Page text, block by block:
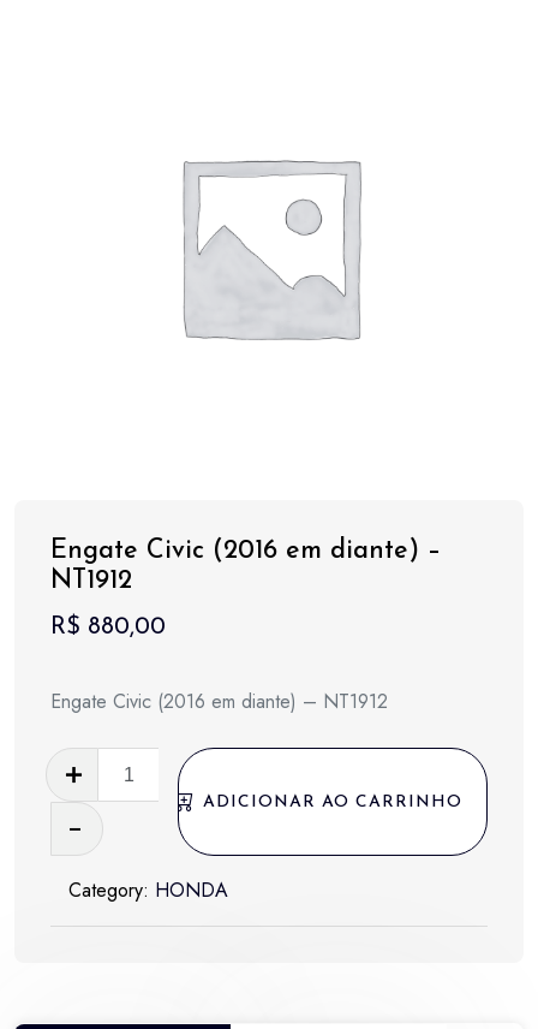
Engate Civic (2016 em diante) –
NT1912
R$ 880,00
Engate Civic (2016 em diante) – NT1912
Engate
Civic
(2016
diante)
-
ADICIONAR AO CARRINHO
Category: HONDA